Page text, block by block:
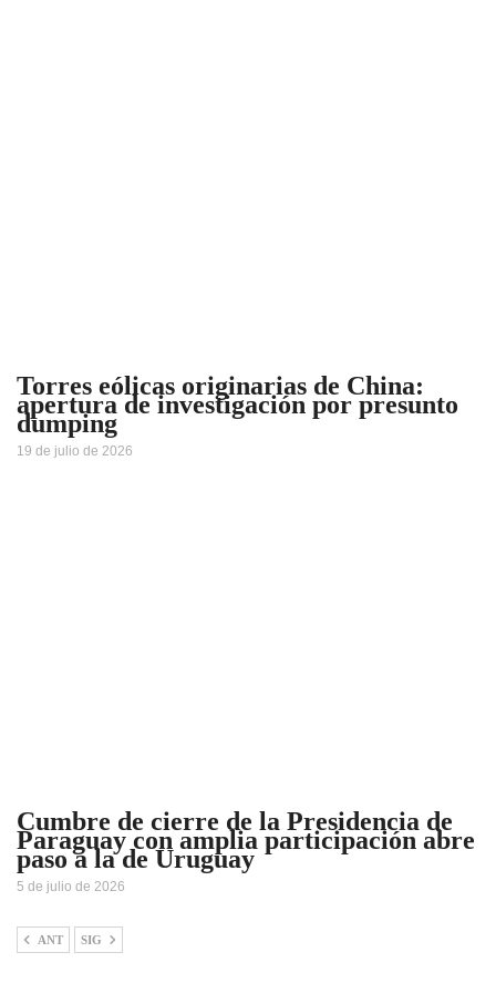
Torres eólicas originarias de China:
apertura de investigación por presunto
dumping
19 de julio de 2026
Cumbre de cierre de la Presidencia de
Paraguay con amplia participación abre
paso a la de Uruguay
5 de julio de 2026
ANT SIG